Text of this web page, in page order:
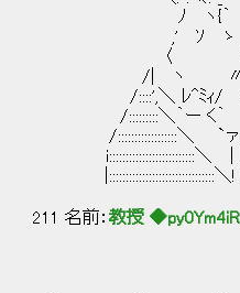
ﾉ ヽ{
,' ｿ ゝ
〈 ＞ ､
/| ヽ 〃 r. ｲ 丁¨
/::::',＼ ﾚ^ﾐｨ/ ｲ { i
/:::::::::＼｀ー く｀ ｜
/::::::::::::::::::＼ `ァ
i::::::::::::::::::::::::::
|::::::::::::::::::::::::::::::::
211 名前： 教授